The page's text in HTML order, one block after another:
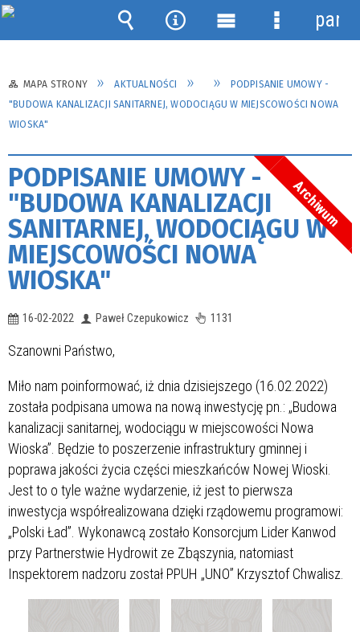
MAPA STRONY AKTUALNOŚCI
PODPISANIE UMOWY -
"BUDOWA KANALIZACJI SANITARNEJ, WODOCIĄGU W MIEJSCOWOŚCI NOWA
WIOSKA"
PODPISANIE UMOWY -
"BUDOWA KANALIZACJI
SANITARNEJ, WODOCIĄGU W
MIEJSCOWOŚCI NOWA
WIOSKA"
Archiwum
16-02-2022 Paweł Czepukowicz 1131
Szanowni Państwo,
Miło nam poinformować, iż dnia dzisiejszego (16.02.2022)
została podpisana umowa na nową inwestycję pn.: „Budowa
kanalizacji sanitarnej, wodociągu w miejscowości Nowa
Wioska”. Będzie to poszerzenie infrastruktury gminnej i
poprawa jakości życia części mieszkańców Nowej Wioski.
Jest to o tyle ważne wydarzenie, iż jest to pierwsza
inwestycja współrealizowana dzięki rządowemu programowi:
„Polski Ład”. Wykonawcą zostało Konsorcjum Lider Kanwod
przy Partnerstwie Hydrowit ze Zbąszynia, natomiast
Inspektorem nadzoru został PPUH „UNO” Krzysztof Chwalisz.
Wyszukiwarka
Narzędzia
Menu Menu
panel